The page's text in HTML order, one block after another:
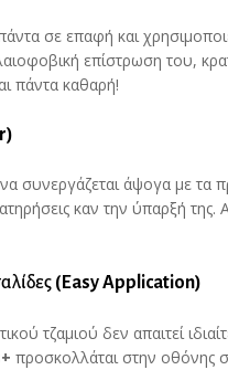
σε επαφή και
επίστρωση του,
πάντα καθαρή!
να συνεργάζεται άψογα με
καν την ύπαρξή της.
( EasyApplication)
τζαμιού δεν απαιτεί
+ προσκολλάται στην οθόνης